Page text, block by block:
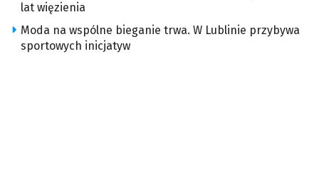
lat więzienia
Moda na wspólne bieganie trwa. W Lublinie przybywa
sportowych inicjatyw